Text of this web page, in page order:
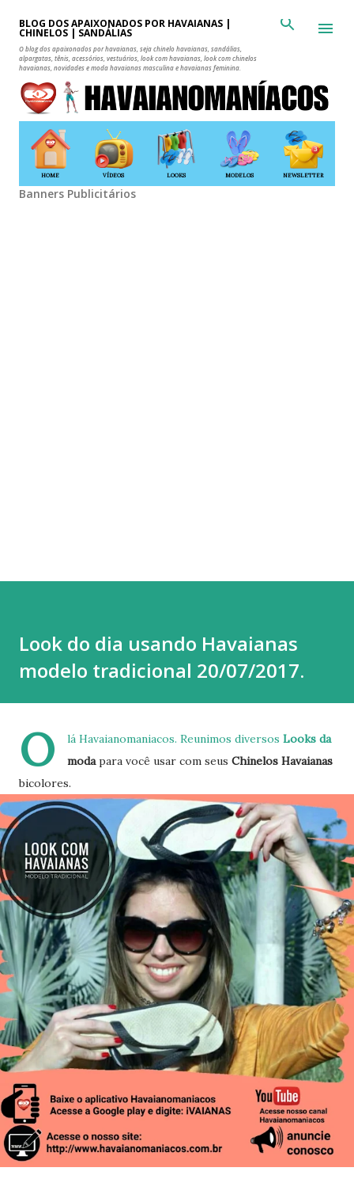
Pular para o conteúdo principal
BLOG DOS APAIXONADOS POR HAVAIANAS |
CHINELOS | SANDÁLIAS
O blog dos apaixonados por havaianas, seja chinelo havaianas, sandálias,
alpargatas, tênis, acessórios, vestuários, look com havaianas, look com chinelos
havaianas, novidades e moda havaianas masculina e havaianas feminina.
HOME VÍDEOS LOOKS MODELOS NEWSLETTER
Banners Publicitários
Look do dia usando Havaianas
modelo tradicional 20/07/2017.
O lá Havaianomaniacos. Reunimos diversos Looks da
modapara você usar com seus Chinelos Havaianas
bicolores.